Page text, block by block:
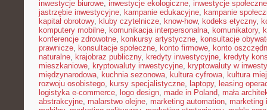
inwestycje biurowe, inwestycje ekologiczne, inwestycje społeczne
jastrzębie inwestycyjne, kampanie edukacyjne, kampanie
kapitał obrotowy, kluby czytelnicze, know-how, kodeks etyczny,
komputery mobilne, komunikacja interpersonalna, komunikatory,
konferencje zdrowotne, konkursy artystyczne, konsultacje
prawnicze, konsultacje społeczne, konto firmowe, konto
naturalne, krajobraz publiczny, kredyty inwestycyjne, kredyty
mieszkaniowe, kryptowaluty inwestycyjne, kryptowaluty w
międzynarodowa, kuchnia sezonowa, kultura cyfrowa, kultura
rozwoju osobistego, kursy specjalistyczne, laptopy, leasing
logistyka e-commerce, logo design, made in Poland, mała
abstrakcyjne, malarstwo olejne, marketing automation, marketing